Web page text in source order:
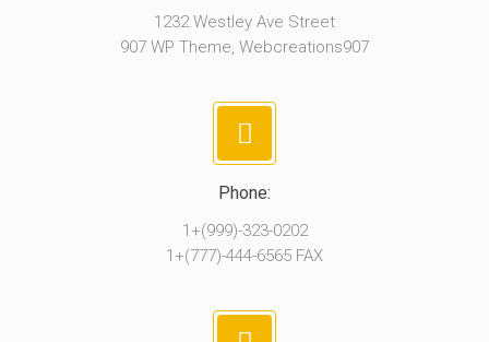
1232 Westley Ave Street
907 WP Theme, Webcreations907
Phone:
1+(999)-323-0202
1+(777)-444-6565 FAX